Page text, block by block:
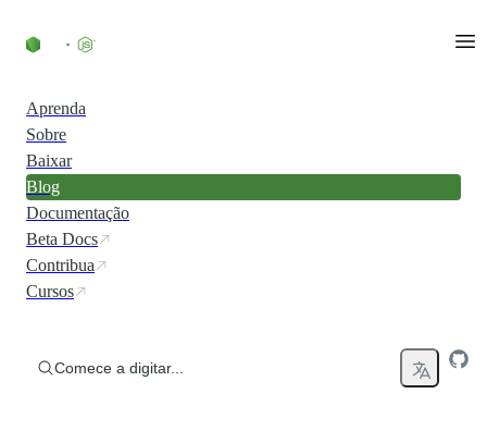
Aprenda
Sobre
Baixar
Blog
Documentação
Beta Docs
Contribua
Cursos
Comece a digitar...